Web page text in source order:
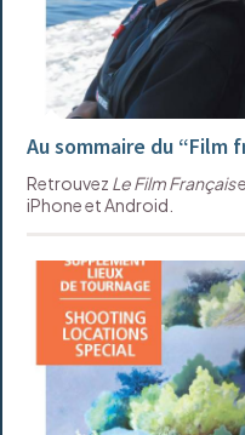
Au sommaire du “Film
Retrouvez Le Film Français
iPhone et Android.